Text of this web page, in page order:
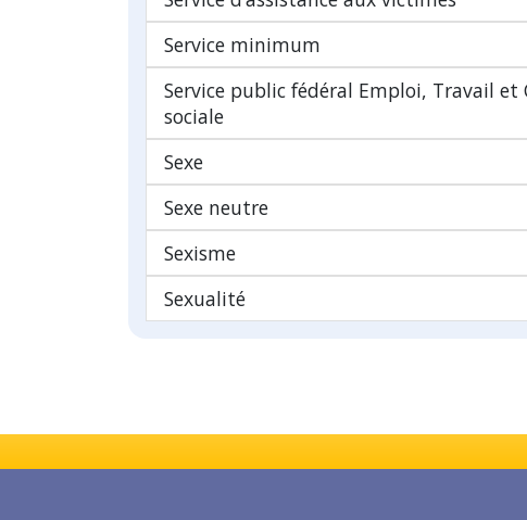
Service minimum
Service public fédéral Emploi, Travail et
sociale
Sexe
Sexe neutre
Sexisme
Sexualité